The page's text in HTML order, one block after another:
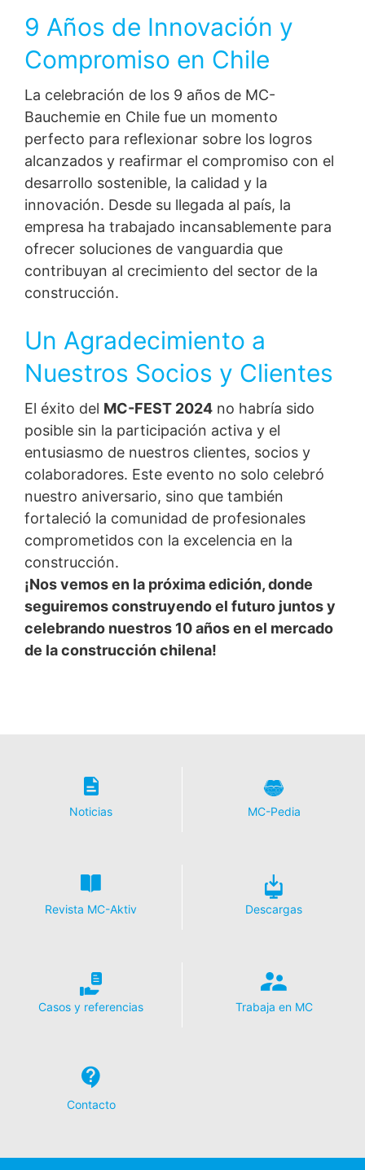
9 Años de Innovación y
Compromiso en Chile
La celebración de los 9 años de MC-
Bauchemie en Chile fue un momento
perfecto para reflexionar sobre los logros
alcanzados y reafirmar el compromiso con el
desarrollo sostenible, la calidad y la
innovación. Desde su llegada al país, la
empresa ha trabajado incansablemente para
ofrecer soluciones de vanguardia que
contribuyan al crecimiento del sector de la
construcción.
Un Agradecimiento a
Nuestros Socios y Clientes
El éxito del MC-FEST 2024 no habría sido
posible sin la participación activa y el
entusiasmo de nuestros clientes, socios y
colaboradores. Este evento no solo celebró
nuestro aniversario, sino que también
fortaleció la comunidad de profesionales
comprometidos con la excelencia en la
construcción.
¡Nos vemos en la próxima edición, donde
seguiremos construyendo el futuro juntos y
celebrando nuestros 10 años en el mercado
de la construcción chilena!
Noticias MC-Pedia
Revista MC-Aktiv Descargas
Casos y referencias Trabaja en MC
Contacto